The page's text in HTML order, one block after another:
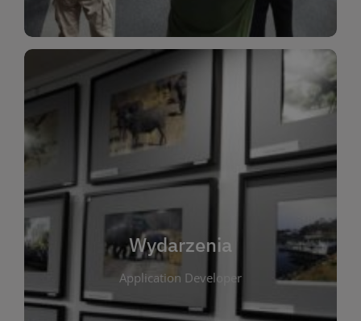
Wydarzenia
Application Developer
Wydarzenia
W tej zakładce publikujemy informacje o
wszystkich wydarzeniach organizowanych przez
bibliotekę. Znajdziesz tu zapowiedzi spotkań
autorskich, warsztatów, prelekcji i zajęć
tematycznych dla różnych grup wiekowych. Każde
wydarzenie ma na celu promowanie kultury
czytelniczej oraz integrację społeczności lokalnej.
Dzięki kalendarzowi wydarzeń możesz łatwo